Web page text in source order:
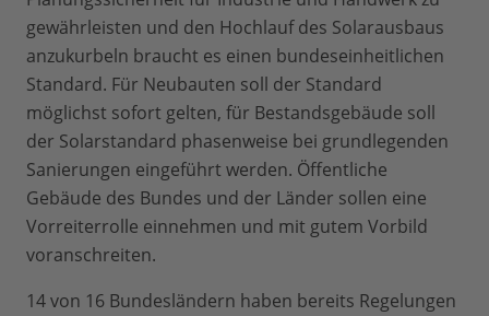
gewährleisten und den Hochlauf des Solarausbaus
anzukurbeln braucht es einen bundeseinheitlichen
Standard. Für Neubauten soll der Standard
möglichst sofort gelten, für Bestandsgebäude soll
der Solarstandard phasenweise bei grundlegenden
Sanierungen eingeführt werden. Öffentliche
Gebäude des Bundes und der Länder sollen eine
Vorreiterrolle einnehmen und mit gutem Vorbild
voranschreiten.
14 von 16 Bundesländern haben bereits Regelungen